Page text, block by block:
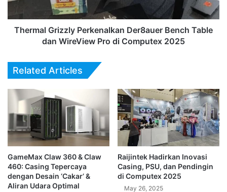
Pro
Thermal Grizzly Perkenalkan Der8auer Bench Table
dan WireView Pro di Computex 2025
Related Articles
GameMax Claw 360 & Claw
460: Casing Tepercaya
dengan Desain ‘Cakar’ &
Aliran Udara Optimal
Raijintek Hadirkan Inovasi
Casing, PSU, dan Pendingin
di Computex 2025
May 26, 2025